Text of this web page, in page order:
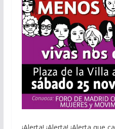
¡Alerta! ¡Alerta! ¡Alerta que